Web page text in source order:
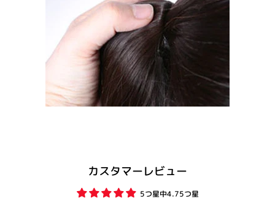
カスタマーレビュー
5つ星中4.75つ星